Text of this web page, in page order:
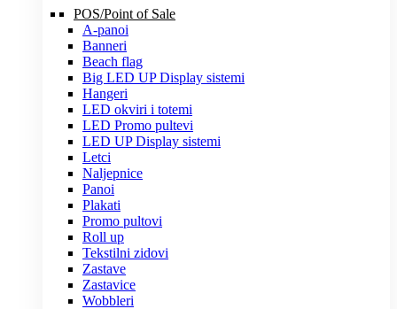
POS/Point of Sale
A-panoi
Banneri
Beach flag
Big LED UP Display sistemi
Hangeri
LED okviri i totemi
LED Promo pultevi
LED UP Display sistemi
Letci
Naljepnice
Panoi
Plakati
Promo pultovi
Roll up
Tekstilni zidovi
Zastave
Zastavice
Wobbleri